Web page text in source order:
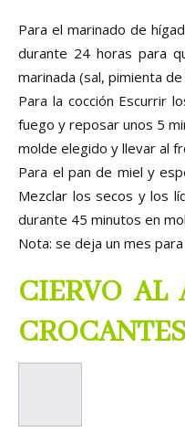
Para el marinado de
durante 24 horas para
marinada (sal, pimienta
Para la cocción Escurrir
fuego y reposar unos 5
molde elegido y llevar al
Para el pan de miel y
Mezclar los secos y los
durante 45 minutos en
Nota: se deja un mes
CIERVO AL